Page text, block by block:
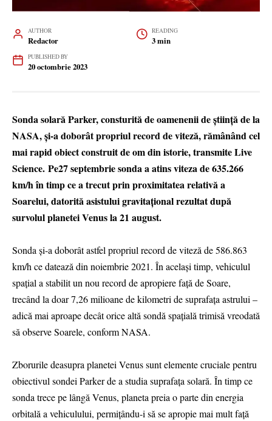
AUTHOR
Redactor
READING
3 min
PUBLISHED BY
20 octombrie 2023
Sonda solară Parker, consturită de oamenenii de știință de la
NASA, şi-a doborât propriul record de viteză, rămânând cel
mai rapid obiect construit de om din istorie, transmite Live
Science. Pe27 septembrie sonda a atins viteza de 635.266
km/h în timp ce a trecut prin proximitatea relativă a
Soarelui, datorită asistului gravitaţional rezultat după
survolul planetei Venus la 21 august.
Sonda şi-a doborât astfel propriul record de viteză de 586.863
km/h ce datează din noiembrie 2021. În acelaşi timp, vehiculul
spaţial a stabilit un nou record de apropiere faţă de Soare,
trecând la doar 7,26 milioane de kilometri de suprafaţa astrului –
adică mai aproape decât orice altă sondă spaţială trimisă vreodată
să observe Soarele, conform NASA.
Zborurile deasupra planetei Venus sunt elemente cruciale pentru
obiectivul sondei Parker de a studia suprafaţa solară. În timp ce
sonda trece pe lângă Venus, planeta preia o parte din energia
orbitală a vehiculului, permiţându-i să se apropie mai mult faţă